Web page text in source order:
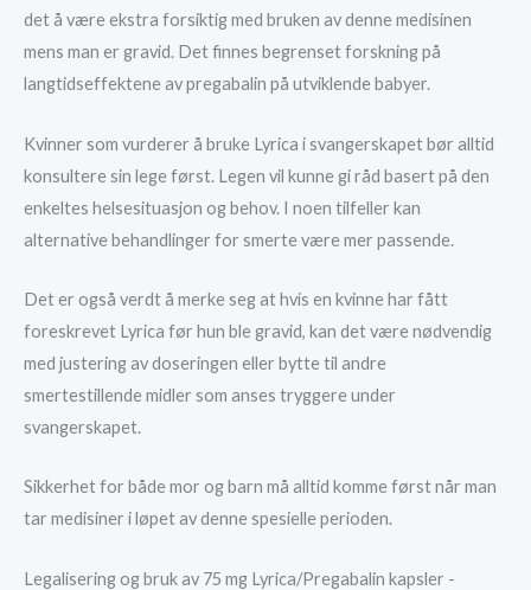
det å være ekstra forsiktig med bruken av denne medisinen
mens man er gravid. Det finnes begrenset forskning på
langtidseffektene av pregabalin på utviklende babyer.
Kvinner som vurderer å bruke Lyrica i svangerskapet bør alltid
konsultere sin lege først. Legen vil kunne gi råd basert på den
enkeltes helsesituasjon og behov. I noen tilfeller kan
alternative behandlinger for smerte være mer passende.
Det er også verdt å merke seg at hvis en kvinne har fått
foreskrevet Lyrica før hun ble gravid, kan det være nødvendig
med justering av doseringen eller bytte til andre
smertestillende midler som anses tryggere under
svangerskapet.
Sikkerhet for både mor og barn må alltid komme først når man
tar medisiner i løpet av denne spesielle perioden.
Legalisering og bruk av 75 mg Lyrica/Pregabalin kapsler -